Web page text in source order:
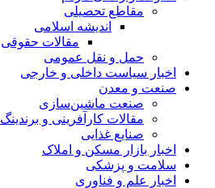
مقاطع تحصیلی
اندیشه اسلامی
مقالات حقوقی
حمل و نقل عمومی
اخبار سیاست داخلی و خارجی
صنعت و معدن
صنعت ماشین‌سازی
مقالات کارآفرینی و برندینگ
صنایع غذایی
اخبار بازار مسکن و املاک
سلامت و پزشکی
اخبار علم و فناوری